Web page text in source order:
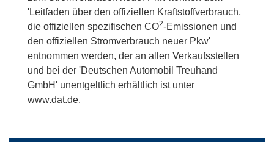
'Leitfaden über den offiziellen Kraftstoffverbrauch,
die offiziellen spezifischen CO2-Emissionen und
den offiziellen Stromverbrauch neuer Pkw'
entnommen werden, der an allen Verkaufsstellen
und bei der 'Deutschen Automobil Treuhand
GmbH' unentgeltlich erhältlich ist unter
www.dat.de.